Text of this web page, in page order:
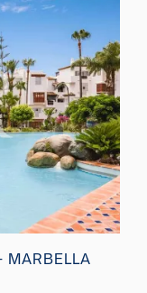
MARBELLA